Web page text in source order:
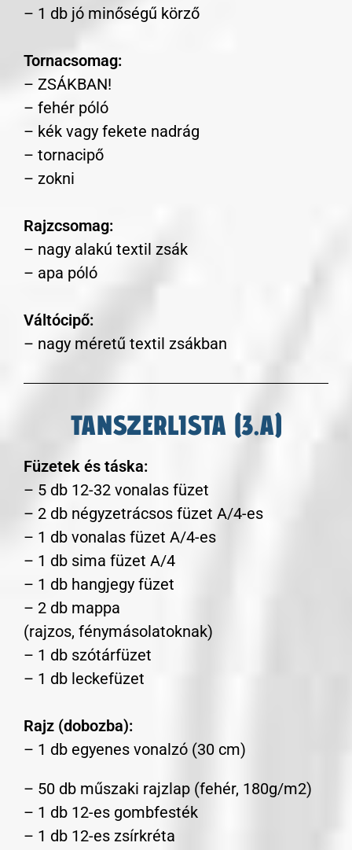
– 1 db jó minőségű körző
Tornacsomag:
– ZSÁKBAN!
– fehér póló
– kék vagy fekete nadrág
– tornacipő
– zokni
Rajzcsomag:
– nagy alakú textil zsák
– apa póló
Váltócipő:
– nagy méretű textil zsákban
TANSZERLISTA (3.A)
Füzetek és táska:
– 5 db 12-32 vonalas füzet
– 2 db négyzetrácsos füzet A/4-es
– 1 db vonalas füzet A/4-es
– 1 db sima füzet A/4
– 1 db hangjegy füzet
– 2 db mappa
(rajzos, fénymásolatoknak)
– 1 db szótárfüzet
– 1 db leckefüzet
Rajz (dobozba):
– 1 db egyenes vonalzó (30 cm)
– 50 db műszaki rajzlap (fehér, 180g/m2)
– 1 db 12-es gombfesték
– 1 db 12-es zsírkréta